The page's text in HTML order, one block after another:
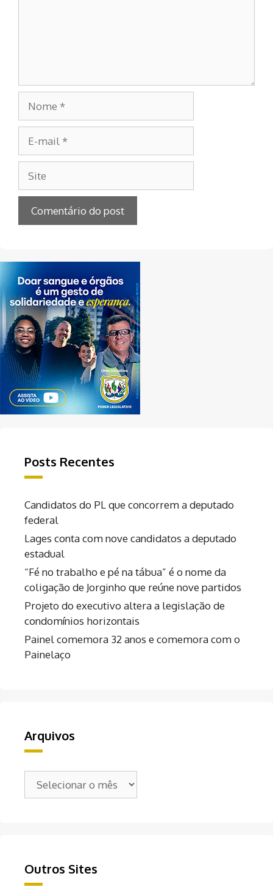
mail
Posts Recentes
Candidatos do PL que concorrem a deputado
federal
Lages conta com nove candidatos a deputado
estadual
“Fé no trabalho e pé na tábua” é o nome da
coligação de Jorginho que reúne nove partidos
Projeto do executivo altera a legislação de
condomínios horizontais
Painel comemora 32 anos e comemora com o
Painelaço
Arquivos
Arquivos
Outros Sites